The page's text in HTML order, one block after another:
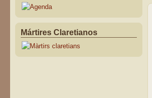
Mártires Claretianos